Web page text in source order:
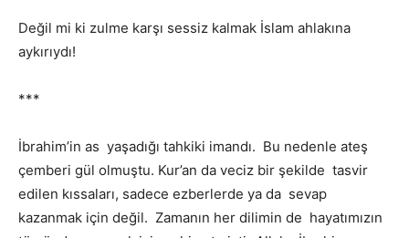
Değil mi ki zulme karşı sessiz kalmak İslam ahlakına
aykırıydı!
***
İbrahim’in as yaşadığı tahkiki imandı. Bu nedenle ateş
çemberi gül olmuştu. Kur’an da veciz bir şekilde tasvir
edilen kıssaları, sadece ezberlerde ya da sevap
kazanmak için değil. Zamanın her dilimin de hayatımızın